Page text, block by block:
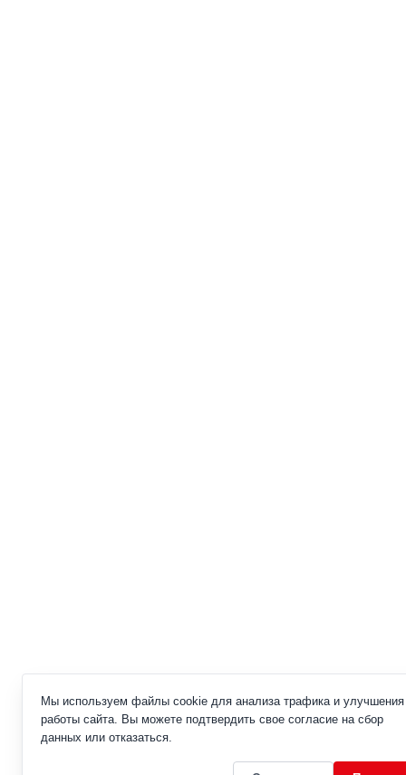
Мы используем файлы cookie для анализа трафика и улучшения
работы сайта. Вы можете подтвердить свое согласие на сбор
данных или отказаться.